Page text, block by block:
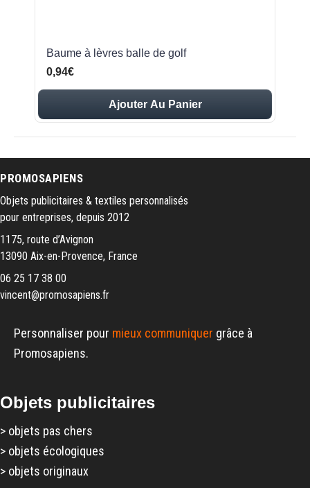
Baume à lèvres balle de golf
0,94€
Ajouter Au Panier
PROMOSAPIENS
Objets publicitaires & textiles personnalisés
pour entreprises, depuis 2012
1175, route d’Avignon
13090 Aix-en-Provence, France
06 25 17 38 00
vincent@promosapiens.fr
Personnaliser pour mieux communiquer grâce à
Promosapiens.
Objets publicitaires
> objets pas chers
> objets écologiques
> objets originaux